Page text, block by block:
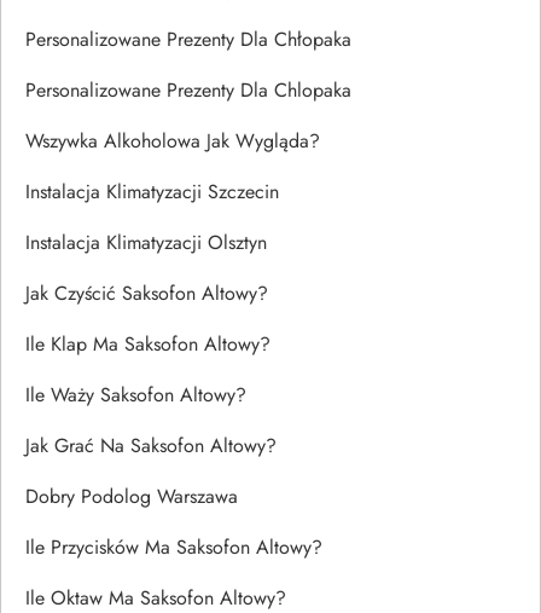
Personalizowane Prezenty Dla Chłopaka
Personalizowane Prezenty Dla Chlopaka
Wszywka Alkoholowa Jak Wygląda?
Instalacja Klimatyzacji Szczecin
Instalacja Klimatyzacji Olsztyn
Jak Czyścić Saksofon Altowy?
Ile Klap Ma Saksofon Altowy?
Ile Waży Saksofon Altowy?
Jak Grać Na Saksofon Altowy?
Dobry Podolog Warszawa
Ile Przycisków Ma Saksofon Altowy?
Ile Oktaw Ma Saksofon Altowy?